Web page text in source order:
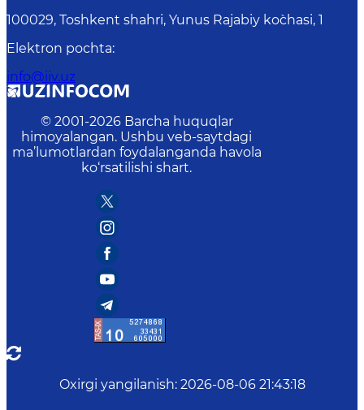
100029, Toshkent shahri, Yunus Rаjаbiy ko`chаsi, 1
Elektron pochta:
info@iiv.uz
© 2001-2026 Barcha huquqlar
himoyalangan. Ushbu veb-saytdagi
ma’lumotlardan foydalanganda havola
ko‘rsatilishi shart.
Oxirgi yangilanish: 2026-08-06 21:43:18